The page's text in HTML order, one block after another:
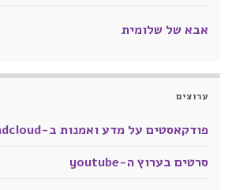
אבא של שלומית
ערוצים
פודקאסטים על מדע ואמנות ב-soundcloud
סרטים בערוץ ה-youtube